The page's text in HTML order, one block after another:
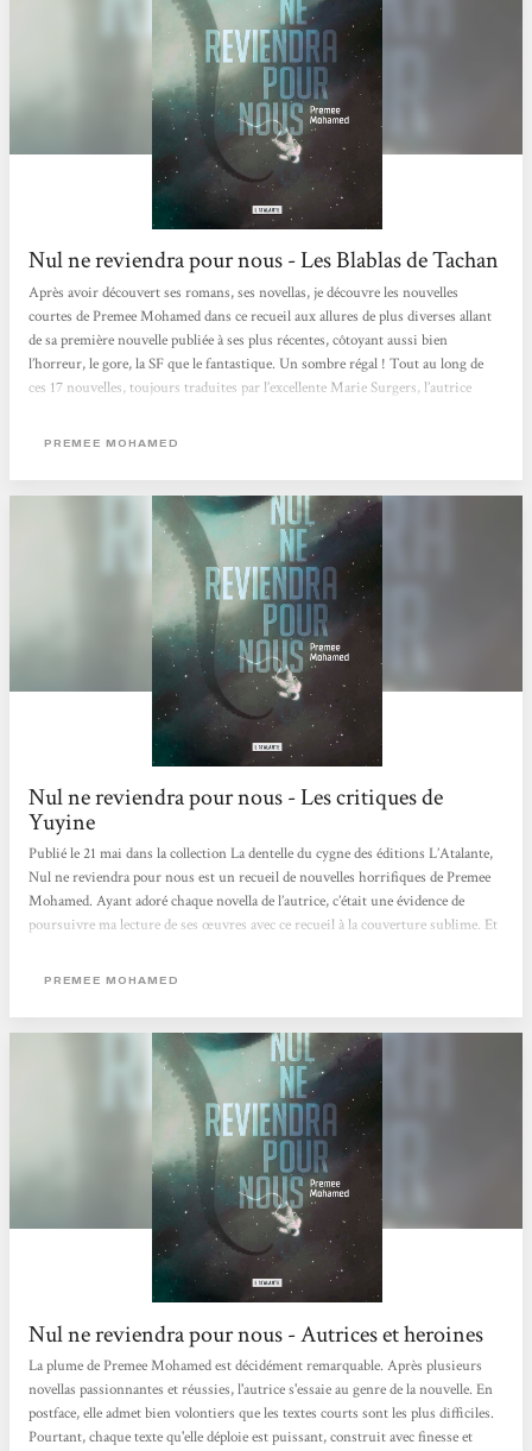
Nul ne reviendra pour nous - Les Blablas de Tachan
Après avoir découvert ses romans, ses novellas, je découvre les nouvelles
courtes de Premee Mohamed dans ce recueil aux allures de plus diverses allant
de sa première nouvelle publiée à ses plus récentes, côtoyant aussi bien
l’horreur, le gore, la SF que le fantastique. Un sombre régal ! Tout au long de
ces 17 nouvelles, toujours traduites par l’excellente Marie Surgers, l’autrice
et romans, à savoir un fantastique très gris, mélangeant gothique et gore, avec
PREMEE MOHAMED
Nul ne reviendra pour nous - Les critiques de
Yuyine
Publié le 21 mai dans la collection La dentelle du cygne des éditions L’Atalante,
Nul ne reviendra pour nous est un recueil de nouvelles horrifiques de Premee
Mohamed. Ayant adoré chaque novella de l’autrice, c’était une évidence de
poursuivre ma lecture de ses œuvres avec ce recueil à la couverture sublime. Et
nouvelle, écrit au fur et à mesure des lectures, voici un avis global sur ce
nous fait naviguer dans différentes formes...
PREMEE MOHAMED
Nul ne reviendra pour nous - Autrices et heroines
La plume de Premee Mohamed est décidément remarquable. Après plusieurs
novellas passionnantes et réussies, l'autrice s'essaie au genre de la nouvelle. En
postface, elle admet bien volontiers que les textes courts sont les plus difficiles.
Pourtant, chaque texte qu'elle déploie est puissant, construit avec finesse et